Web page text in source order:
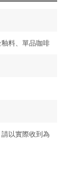
料、單品咖啡
以實際收到為